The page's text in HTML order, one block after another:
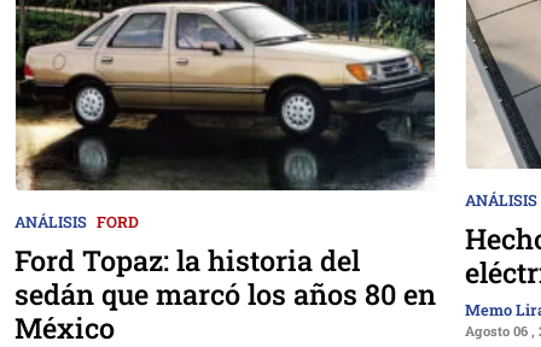
ANÁLISIS FORD
Ford Topaz: la historia del
sedán que marcó los años 80 en
México
ANÁLISIS
Memo
Agosto 06 ,